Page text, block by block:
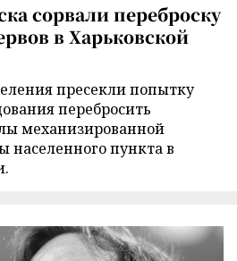
сорвали переброску
в Харьковской
пресекли попытку
перебросить
механизированной
населенного пункта в